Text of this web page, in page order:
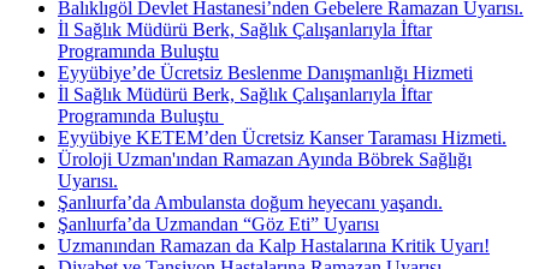
Balıklıgöl Devlet Hastanesi’nden Gebelere Ramazan Uyarısı.
İl Sağlık Müdürü Berk, Sağlık Çalışanlarıyla İftar
Programında Buluştu
Eyyübiye’de Ücretsiz Beslenme Danışmanlığı Hizmeti
İl Sağlık Müdürü Berk, Sağlık Çalışanlarıyla İftar
Programında Buluştu ​
Eyyübiye KETEM’den Ücretsiz Kanser Taraması Hizmeti.
Üroloji Uzman'ından Ramazan Ayında Böbrek Sağlığı
Uyarısı.
Şanlıurfa’da Ambulansta doğum heyecanı yaşandı.
Şanlıurfa’da Uzmandan “Göz Eti” Uyarısı
Uzmanından Ramazan da Kalp Hastalarına Kritik Uyarı!